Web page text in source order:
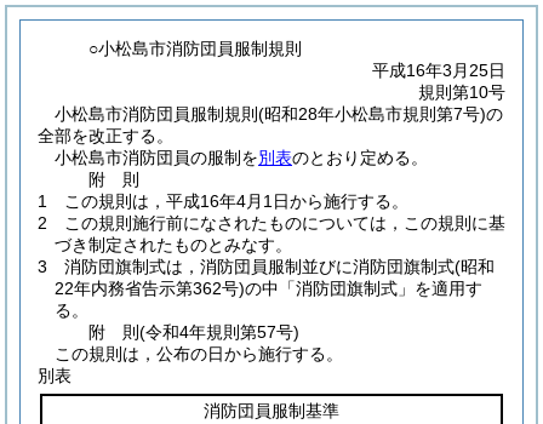
○小松島市消防団員服制規則
平成16年3月25日
規則第10号
小松島市消防団員服制規則(昭和28年小松島市規則第7号)の
全部を改正する。
小松島市消防団員の服制を別表のとおり定める。
附 則
1
この規則は，平成16年4月1日から施行する。
2
この規則施行前になされたものについては，この規則に基
づき制定されたものとみなす。
3
消防団旗制式は，消防団員服制並びに消防団旗制式(昭和
22年内務省告示第362号)の中「消防団旗制式」を適用す
る。
附 則(令和4年規則第57号)
この規則は，公布の日から施行する。
別表
消防団員服制基準